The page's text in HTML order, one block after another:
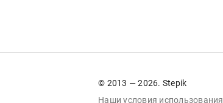
© 2013 — 2026. Stepik
Наши условия использования